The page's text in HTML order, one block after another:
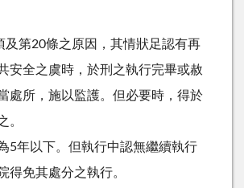
及第20條之原因，其情狀足認有再
安全之虞時，於刑之執行完畢或赦
處所，施以監護。但必要時，得於
。
5年以下。但執行中認無繼續執行
得免其處分之執行。